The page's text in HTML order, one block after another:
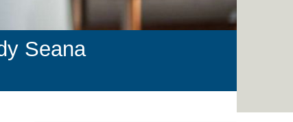
Seana